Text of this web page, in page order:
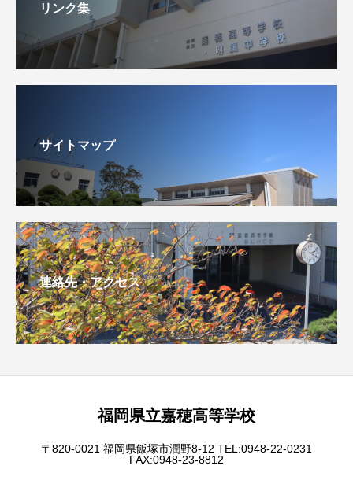
リンク集
サイトマップ
連絡先・アクセス
福岡県立嘉穂高等学校
〒820-0021 福岡県飯塚市潤野8-12 TEL:0948-22-0231
FAX:0948-23-8812